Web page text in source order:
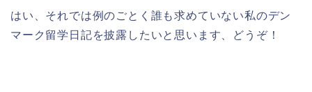
はい、それでは例のごとく誰も求めていない私のデン
マーク留学日記を披露したいと思います、どうぞ！